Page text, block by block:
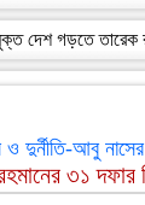
দেশ গড়তে
ও দুর্নীতি-আবু
৩১ দফার